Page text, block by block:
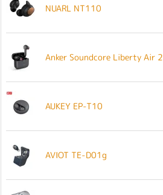
NUARL NT110
Anker Soundcore Liberty Air 2
AUKEY EP-T10
AVIOT TE-D01g